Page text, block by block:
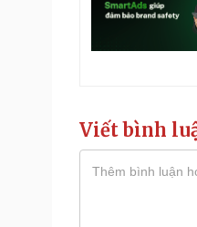
Viết bình